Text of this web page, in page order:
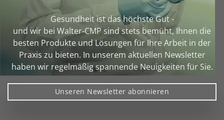
Gesundheit ist das höchste Gut -
und wir bei Walter‑CMP sind stets bemüht, Ihnen die
besten Produkte und Lösungen für Ihre Arbeit in der
Praxis zu bieten. In unserem aktuellen Newsletter
haben wir regelmäßig spannende Neuigkeiten für Sie.
Unseren Newsletter abonnieren